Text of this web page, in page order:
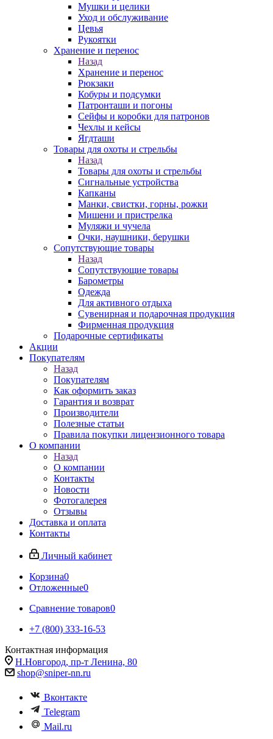
Мушки и целики
Уход и обслуживание
Цевья
Рукоятки
Хранение и перенос
Назад
Хранение и перенос
Рюкзаки
Кобуры и подсумки
Патронташи и погоны
Сейфы и коробки для патронов
Чехлы и кейсы
Ягдташи
Товары для охоты и стрельбы
Назад
Товары для охоты и стрельбы
Сигнальные устройства
Капканы
Манки, свистки, горны, рожки
Мишени и пристрелка
Муляжи и чучела
Очки, наушники, берушки
Сопутствующие товары
Назад
Сопутствующие товары
Барометры
Одежда
Для активного отдыха
Сувенирная и подарочная продукция
Фирменная продукция
Подарочные сертификаты
Акции
Покупателям
Назад
Покупателям
Как оформить заказ
Гарантия и возврат
Производители
Полезные статьи
Правила покупки лицензионного товара
О компании
Назад
О компании
Контакты
Новости
Фотогалерея
Отзывы
Доставка и оплата
Контакты
Личный кабинет
Корзина0
Отложенные0
Сравнение товаров0
+7 (800) 333-16-53
Контактная информация
Н.Новгород, пр-т Ленина, 80
shop@sniper-nn.ru
Вконтакте
Telegram
Mail.ru